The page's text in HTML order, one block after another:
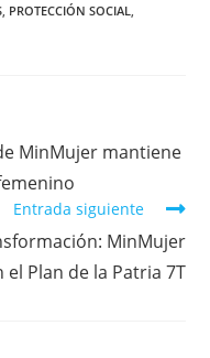
, PROTECCIÓN SOCIAL,
MinMujer mantiene
Entrada siguiente
MinMujer
Plan de la Patria 7T